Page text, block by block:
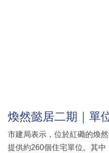
煥然懿居二期｜單
市建局表示，位於紅磡的煥
提供約260個住宅單位。其